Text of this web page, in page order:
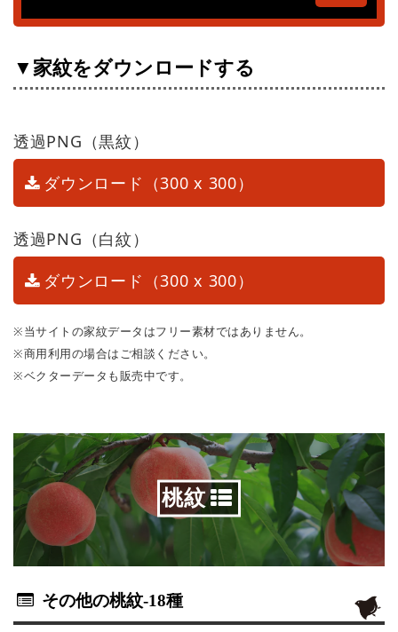
▼家紋をダウンロードする
透過PNG（黒紋）
ダウンロード（300 x 300）
透過PNG（白紋）
ダウンロード（300 x 300）
※当サイトの家紋データはフリー素材ではありません。
※商用利用の場合はご相談ください。
※ベクターデータも販売中です。
桃紋
その他の桃紋-18種